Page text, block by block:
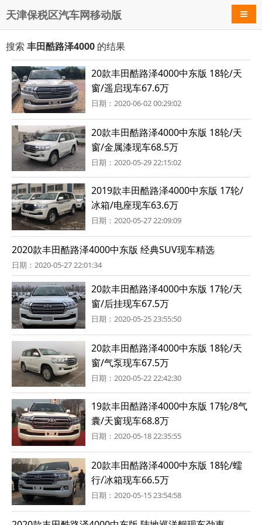
天津保税区汽车网移动版 导航
搜索 丰田酷路泽4000 的结果
20款丰田酷路泽4000中东版 18轮/天
窗/遥启现车67.6万
日期：2020-06-02 00:29:02
20款丰田酷路泽4000中东版 18轮/天
窗/金属漆现车68.5万
日期：2020-05-29 22:15:02
2019款丰田酷路泽4000中东版 17轮/
冰箱/电座现车63.6万
日期：2020-05-27 22:09:09
2020款丰田酷路泽4000中东版 经典SUV现车精选
日期：2020-05-27 22:01:34
20款丰田酷路泽4000中东版 17轮/天
窗/后挂现车67.5万
日期：2020-05-25 23:55:50
20款丰田酷路泽4000中东版 18轮/天
窗/气泵现车67.5万
日期：2020-05-22 22:42:30
19款丰田酷路泽4000中东版 17轮/8气
囊/天窗现车68.8万
日期：2020-05-18 22:35:55
20款丰田酷路泽4000中东版 18轮/蠕
行/冰箱现车66.5万
日期：2020-05-15 23:54:58